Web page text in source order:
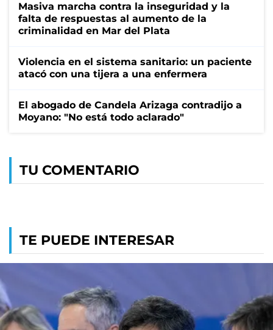
Masiva marcha contra la inseguridad y la
falta de respuestas al aumento de la
criminalidad en Mar del Plata
Violencia en el sistema sanitario: un paciente
atacó con una tijera a una enfermera
El abogado de Candela Arizaga contradijo a
Moyano: "No está todo aclarado"
TU COMENTARIO
TE PUEDE INTERESAR